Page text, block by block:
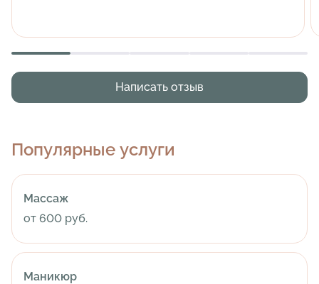
Написать отзыв
Популярные услуги
Массаж
от 600 руб.
Маникюр